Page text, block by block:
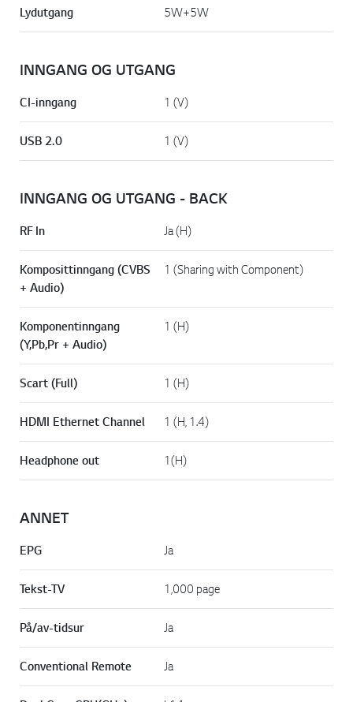
Lydutgang 5W+5W
INNGANG OG UTGANG
CI-inngang 1 (V)
USB 2.0 1 (V)
INNGANG OG UTGANG - BACK
RF In Ja (H)
Komposittinngang (CVBS
+ Audio)
1 (Sharing with Component)
Komponentinngang
(Y,Pb,Pr + Audio)
1 (H)
Scart (Full) 1 (H)
HDMI Ethernet Channel 1 (H, 1.4)
Headphone out 1(H)
ANNET
EPG Ja
Tekst-TV 1,000 page
På/av-tidsur Ja
Conventional Remote Ja